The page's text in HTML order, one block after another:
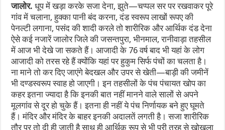
जालोर. धूप में खड़ा करके सजा देना, झुते—चप्पल सर पर रखवाकर पूरे
गांव में चलाना, हुक्का पानी बंद करना, दंड स्वरूप लाखों रूपए की
पेनल्टी लगाना, पसंद की शादी करले तो शारीरिक और आर्थिक दंड देना
ऐसे कई नजारें जालोर जिले की ​जसन्तपुरा, भीनमाल, रानीवाड़ा तहसील
में आज भी देखे जा सकते हैं। आजादी के 76 वर्ष बाद भी यहां के लोग
आजादी को तरस रहे हैं क्योंकि यहां पर हुकुम सिर्फ पंचों का चलता है।
ना माने तो कर दिए जाएंगे बेदखल और उपर से खेती—बाड़ी की जमीनें
भी दण्डस्वरूप स्वाह हो जाएगी। इन तहसीलों के पंच पंचायत खोप का
कहर इतना ज्यादा है कि इनकी बात नहीं मानने वाले सालों से अपने
मूलगांव से दूर हो चुके हैं। इतना ही नहीं ये पंच निर्णायक बने हुए घूमते
हैं। मंदिर और मंदिर के बाहर इनकी अदालतें लगती है। सजा शारीरिक
तौर पर तो दी ही जाती है साथ ही आर्थिक रूप् से भी पूरी तरह से खोखला